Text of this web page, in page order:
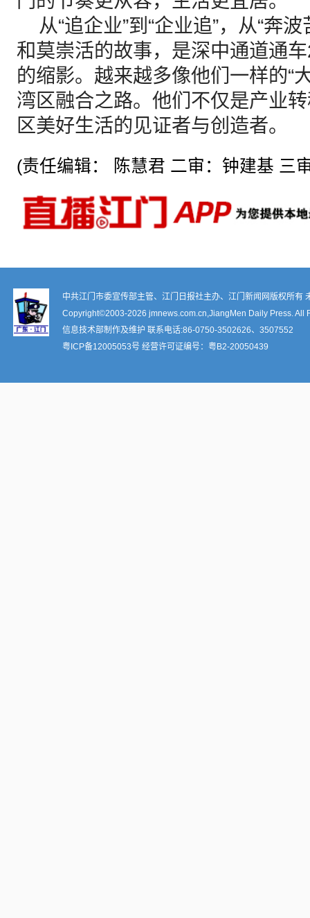
从“追企业”到“企业追”，从“奔
和莫崇活的故事，是深中通道通
的缩影。越来越多像他们一样的“
湾区融合之路。他们不仅是产业
区美好生活的见证者与创造者。
(责任编辑： 陈慧君 二审：钟建基 三
中共江门市委宣传部主管、江门日报社主办、江门新闻网版权所有
Copyright©2003-2026 jmnews.com.cn,JiangMen Daily Press. All
信息技术部制作及维护 联系电话:86-0750-3502626、3507552
粤ICP备12005053号 经营许可证编号： 粤B2-20050439